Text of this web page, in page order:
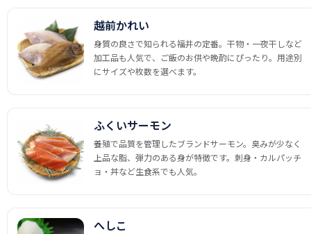
越前かれい
身質の良さで知られる福井の定番。干物・一夜干しなど
加工品も人気で、ご飯のお供や晩酌にぴったり。用途別
にサイズや枚数を選べます。
ふくいサーモン
養殖で品質を管理したブランドサーモン。臭みが少なく
上品な脂、弾力のある身が特徴です。刺身・カルパッチ
ョ・丼など生食系でも人気。
へしこ